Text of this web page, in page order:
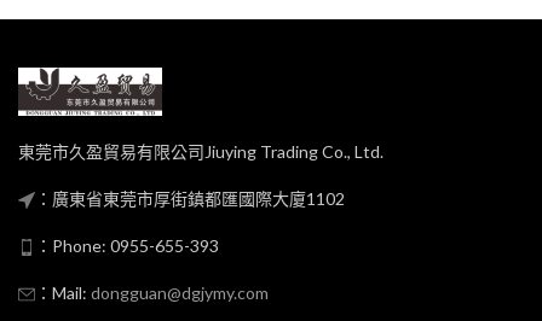
東莞市久盈貿易有限公司Jiuying Trading Co., Ltd.
：廣東省東莞市厚街鎮都匯國際大廈1102
：Phone: 0955-655-393
：Mail: dongguan@dgjymy.com